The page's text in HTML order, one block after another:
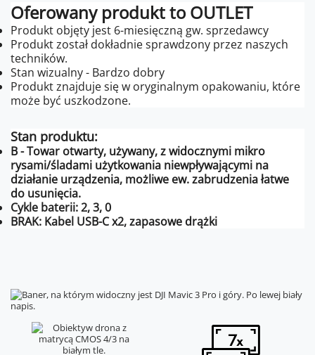
Oferowany produkt to OUTLET
Produkt objęty jest 6-miesięczną gw. sprzedawcy
Produkt został dokładnie sprawdzony przez naszych
techników.
Stan wizualny - Bardzo dobry
Produkt znajduje się w oryginalnym opakowaniu, które
może być uszkodzone.
Stan produktu:
B - Towar otwarty, używany, z widocznymi mikro
rysami/śladami użytkowania niewpływającymi na
działanie urządzenia, możliwe ew. zabrudzenia łatwe
do usunięcia.
Cykle baterii: 2, 3, 0
BRAK: Kabel USB-C x2, zapasowe drążki